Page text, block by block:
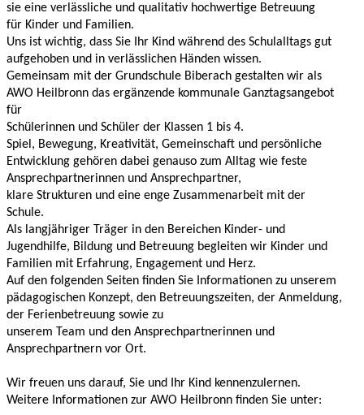
sie eine verlässliche und qualitativ hochwertige Betreuung
für Kinder und Familien.
Uns ist wichtig, dass Sie Ihr Kind während des Schulalltags gut
aufgehoben und in verlässlichen Händen wissen.
Gemeinsam mit der Grundschule Biberach gestalten wir als
AWO Heilbronn das ergänzende kommunale Ganztagsangebot
für
Schülerinnen und Schüler der Klassen 1 bis 4.
Spiel, Bewegung, Kreativität, Gemeinschaft und persönliche
Entwicklung gehören dabei genauso zum Alltag wie feste
Ansprechpartnerinnen und Ansprechpartner,
klare Strukturen und eine enge Zusammenarbeit mit der
Schule.
Als langjähriger Träger in den Bereichen Kinder- und
Jugendhilfe, Bildung und Betreuung begleiten wir Kinder und
Familien mit Erfahrung, Engagement und Herz.
Auf den folgenden Seiten finden Sie Informationen zu unserem
pädagogischen Konzept, den Betreuungszeiten, der Anmeldung,
der Ferienbetreuung sowie zu
unserem Team und den Ansprechpartnerinnen und
Ansprechpartnern vor Ort.
Wir freuen uns darauf, Sie und Ihr Kind kennenzulernen.
Weitere Informationen zur AWO Heilbronn finden Sie unter: